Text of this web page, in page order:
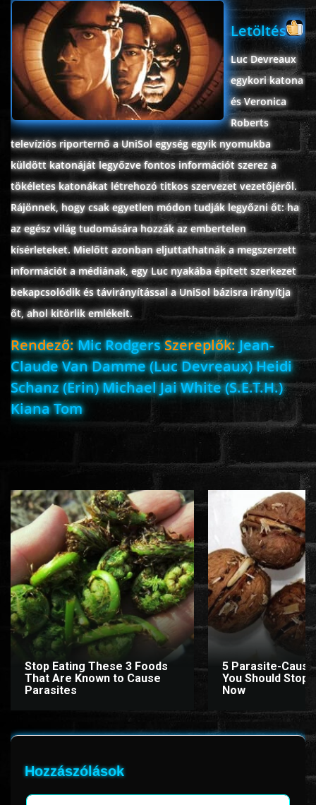
CSALÁDI
WESTERN
TÖRTÉNELMI
DOKUMENTUMFILMEK
ÉLŐ ADÁSOK (LIVE)
SOROZAT
KARÁCSONYI FILMEK
PC-GAME
www.onlinefilmvilag2.eu,Copyright © 2017-2026 Az oldal nem tárol
semmilyen jogsértő tartalmat. Minden adat külső forrásból származik |
Frissítve: 2026.07.27| Fel ↑
Letöltés
Luc Devreaux
egykori katona
és Veronica
Roberts
televíziós riporternő a UniSol egység egyik nyomukba
küldött katonáját legyőzve fontos információt szerez a
tökéletes katonákat létrehozó titkos szervezet vezetőjéről.
Rájönnek, hogy csak egyetlen módon tudják legyőzni őt: ha
az egész világ tudomására hozzák az embertelen
kísérleteket. Mielőtt azonban eljuttathatnák a megszerzett
információt a médiának, egy Luc nyakába épített szerkezet
bekapcsolódik és távirányítással a UniSol bázisra irányítja
őt, ahol kitörlik emlékeit.
Rendező:Mic RodgersSzereplők:Jean-
Claude Van Damme (Luc Devreaux) Heidi
Schanz (Erin) Michael Jai White (S.E.T.H.)
Kiana Tom
Stop Eating These 3 Foods
That Are Known to Cause
Parasites
5 Parasite-
You Should Stop
Now
Hozzászólások